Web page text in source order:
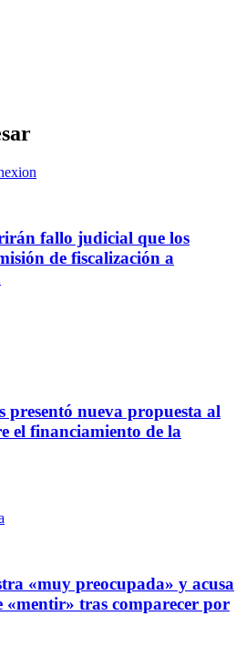
fallo judicial que los
de fiscalización a
presentó nueva propuesta al
el financiamiento de la
«muy preocupada» y acusa
tras comparecer por